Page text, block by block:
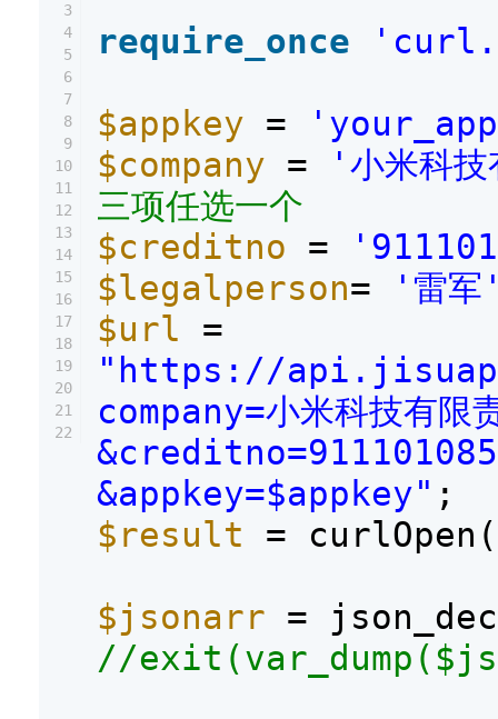
3
4
5
6
7
8
9
10
11
12
13
14
15
16
17
18
19
20
21
22
require_once
$appkey =
$company =
'小米科
三项任选一个
$creditno
=
$legalperson=
'雷
$url
=
"https://
company=小米科技有限
&appkey=$appkey" ;
$result
= curlOpen(
$jsonarr =
//